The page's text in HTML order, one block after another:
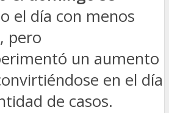
el día con menos
pero
un aumento
en el día
de casos.